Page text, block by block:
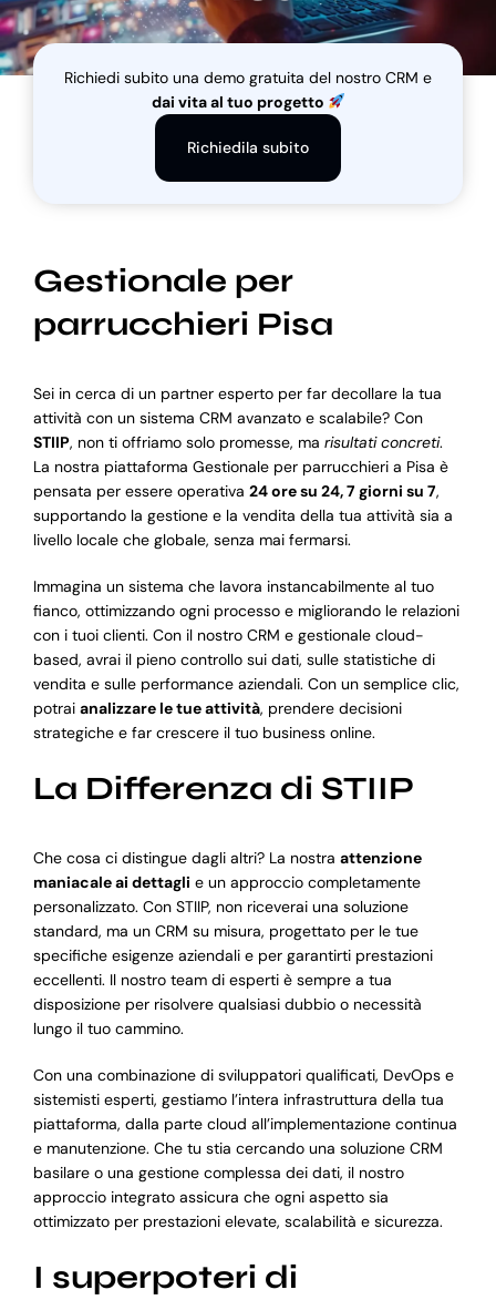
Blog
Richiedi subito una demo gratuita del nostro CRM e
dai vita al tuo progetto
Richiedila subito
Gestionale per
parrucchieri Pisa
Sei in cerca di un partner esperto per far decollare la tua
attività con un sistema CRM avanzato e scalabile? Con
STIIP, non ti offriamo solo promesse, ma risultati concreti.
La nostra piattaforma Gestionale per parrucchieri a Pisa è
pensata per essere operativa 24 ore su 24, 7 giorni su 7,
supportando la gestione e la vendita della tua attività sia a
livello locale che globale, senza mai fermarsi.
Immagina un sistema che lavora instancabilmente al tuo
fianco, ottimizzando ogni processo e migliorando le relazioni
con i tuoi clienti. Con il nostro CRM e gestionale cloud-
based, avrai il pieno controllo sui dati, sulle statistiche di
vendita e sulle performance aziendali. Con un semplice clic,
potrai analizzare le tue attività, prendere decisioni
strategiche e far crescere il tuo business online.
La Differenza di STIIP
Che cosa ci distingue dagli altri? La nostra attenzione
maniacale ai dettagli e un approccio completamente
personalizzato. Con STIIP, non riceverai una soluzione
standard, ma un CRM su misura, progettato per le tue
specifiche esigenze aziendali e per garantirti prestazioni
eccellenti. Il nostro team di esperti è sempre a tua
disposizione per risolvere qualsiasi dubbio o necessità
lungo il tuo cammino.
Con una combinazione di sviluppatori qualificati, DevOps e
sistemisti esperti, gestiamo l’intera infrastruttura della tua
piattaforma, dalla parte cloud all’implementazione continua
e manutenzione. Che tu stia cercando una soluzione CRM
basilare o una gestione complessa dei dati, il nostro
approccio integrato assicura che ogni aspetto sia
ottimizzato per prestazioni elevate, scalabilità e sicurezza.
I superpoteri di